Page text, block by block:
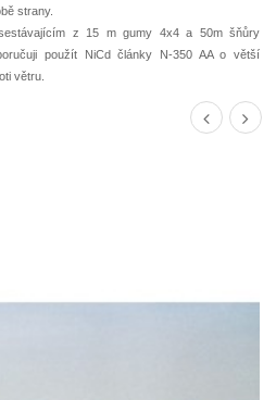
strany.
sestávajícím z 15 m gumy 4x4 a 50m šňůry
použít NiCd články N-350 AA o větší
větru.